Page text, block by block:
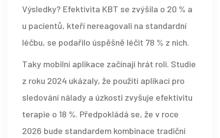
Výsledky? Efektivita KBT se zvýšila o 20 % a
u pacientů, kteří nereagovali na standardní
léčbu, se podařilo úspěšně léčit 78 % z nich.
Taky mobilní aplikace začínají hrát roli. Studie
z roku 2024 ukázaly, že použití aplikací pro
sledování nálady a úzkosti zvyšuje efektivitu
terapie o 18 %. Předpokládá se, že v roce
2026 bude standardem kombinace tradiční